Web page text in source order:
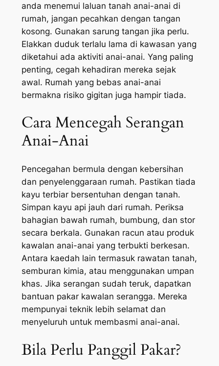
anda menemui laluan tanah anai-anai di
rumah, jangan pecahkan dengan tangan
kosong. Gunakan sarung tangan jika perlu.
Elakkan duduk terlalu lama di kawasan yang
diketahui ada aktiviti anai-anai. Yang paling
penting, cegah kehadiran mereka sejak
awal. Rumah yang bebas anai-anai
bermakna risiko gigitan juga hampir tiada.
Cara Mencegah Serangan
Anai-Anai
Pencegahan bermula dengan kebersihan
dan penyelenggaraan rumah. Pastikan tiada
kayu terbiar bersentuhan dengan tanah.
Simpan kayu api jauh dari rumah. Periksa
bahagian bawah rumah, bumbung, dan stor
secara berkala. Gunakan racun atau produk
kawalan anai-anai yang terbukti berkesan.
Antara kaedah lain termasuk rawatan tanah,
semburan kimia, atau menggunakan umpan
khas. Jika serangan sudah teruk, dapatkan
bantuan pakar kawalan serangga. Mereka
mempunyai teknik lebih selamat dan
menyeluruh untuk membasmi anai-anai.
Bila Perlu Panggil Pakar?